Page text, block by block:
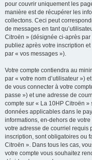
pour couvrir uniquement les
manière est de récupérer les
collectons. Ceci peut
de messages en tant
Citroën » (désignée ci-après
publiez après votre inscription
par « vos messages »).
Votre compte contiendra au
par « votre nom d’utilisateur »)
de vous connecter à votre
passe ») et une adresse de
compte sur « La 10HP Citroën
données applicables dans le
informations, en-dehors de votre
votre adresse de courriel requis
inscription, sont obligatoires ou
Citroën ». Dans tous les cas,
votre compte vous souhaitez